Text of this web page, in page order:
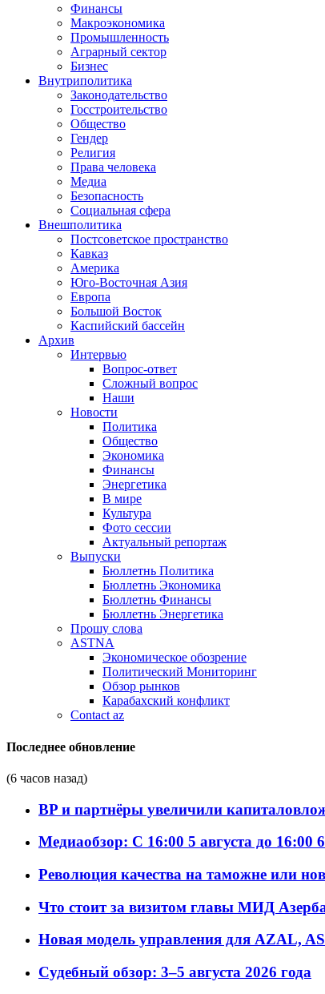
Финансы
Макроэкономика
Промышленность
Аграрный сектор
Бизнес
Внутриполитика
Законодательство
Госстроительство
Общество
Гендер
Религия
Права человека
Медиа
Безопасность
Социальная сфера
Внешполитика
Постсоветское пространство
Кавказ
Америка
Юго-Восточная Азия
Европа
Большой Восток
Каспийский бассейн
Архив
Интервью
Вопрос-ответ
Сложный вопрос
Наши
Новости
Политика
Общество
Экономика
Финансы
Энергетика
В мире
Культура
Фото сессии
Актуальный репортаж
Выпуски
Бюллетнь Политика
Бюллетнь Экономика
Бюллетнь Финансы
Бюллетнь Энергетика
Прошу слова
ASTNA
Экономическое обозрение
Политический Мониторинг
Обзор рынков
Карабахский конфликт
Contact az
Последнее обновление
(6 часов назад)
BP и партнёры увеличили
Медиаобзор: С 16:00 5 августа до 16:00
Революция качества на таможне или
Что стоит за визитом главы МИД
Новая модель управления для AZAL,
Судебный обзор: 3–5 августа 2026 года